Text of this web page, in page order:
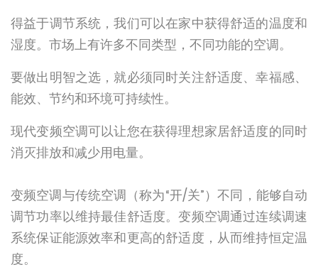
得益于调节系统，我们可以在家中获得舒适的温度和
湿度。市场上有许多不同类型，不同功能的空调。
要做出明智之选，就必须同时关注舒适度、幸福感、
能效、节约和环境可持续性。
现代变频空调可以让您在获得理想家居舒适度的同时
消灭排放和减少用电量。
变频空调与传统空调（称为“开/关”）不同，能够自动
调节功率以维持最佳舒适度。变频空调通过连续调速
系统保证能源效率和更高的舒适度，从而维持恒定温
度。